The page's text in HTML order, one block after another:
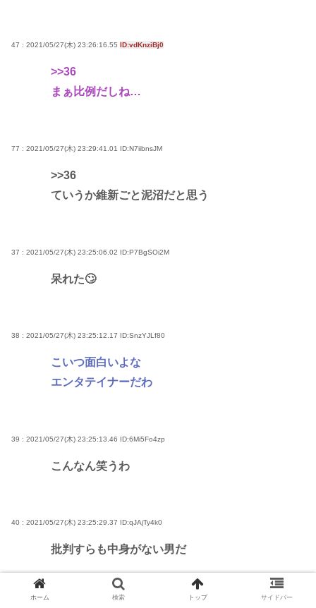
47 : 2021/05/27(木) 23:26:16.55 ID:vdKnziBj0
>>36
まぁ比例だしね…
77 : 2021/05/27(木) 23:29:41.01 ID:N7iibnsJM
>>36
ていうか維新ごと泥沼だと思う
37 : 2021/05/27(木) 23:25:06.02 ID:P7BgSOi2M
呆れた🙄
38 : 2021/05/27(木) 23:25:12.17 ID:SnzYJLf80
こいつ面白いよな
エンタテイナーだわ
39 : 2021/05/27(木) 23:25:13.46 ID:6Mi5Fo4zp
こんなん笑うわ
40 : 2021/05/27(木) 23:25:29.37 ID:qJAjTy4k0
批判すらも中身がない男だ
ホーム 検索 トップ サイドバー